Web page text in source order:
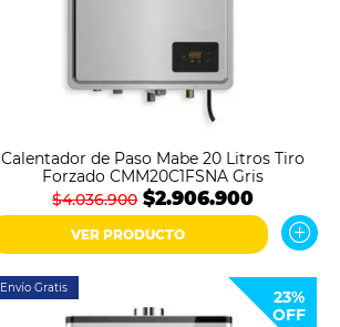
Calentador de Paso Mabe 20 Litros Tiro
Forzado CMM20C1FSNA Gris
$4.036.900 $2.906.900
VER PRODUCTO
Envío Gratis
23%
OFF